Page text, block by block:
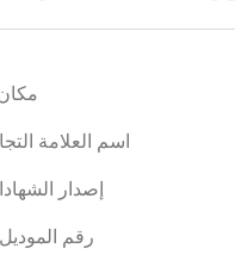
اسم العلامة
إصدار
رقم